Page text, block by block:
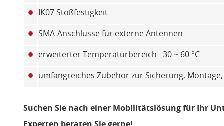
• IK07 Stoßfestigkeit
• SMA-Anschlüsse für externe Antennen
• erweiterter Temperaturbereich –30 ~ 60 °C
• umfangreiches Zubehör zur Sicherung,
Suchen Sie nach einer Mobilitätslösung für Ihr
Experten beraten Sie gerne!